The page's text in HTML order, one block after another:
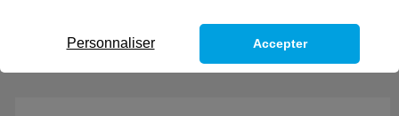
CODES
Personnaliser Accepter